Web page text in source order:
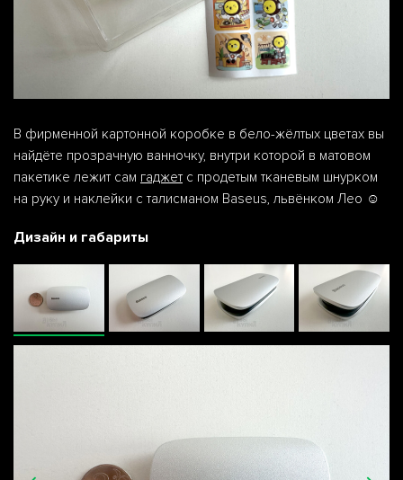
В фирменной картонной коробке в бело-жёлтых цветах вы
найдёте прозрачную ванночку, внутри которой в матовом
пакетике лежит сам гаджет с продетым тканевым шнурком
на руку и наклейки с талисманом Baseus, львёнком Лео ☺️
Дизайн и габариты